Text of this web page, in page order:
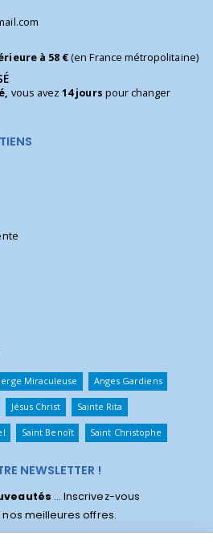
à 58 €(en France métropolitaine)
vous avez14 jours pour changer
Miraculeuse Anges Gardiens
Jésus Christ Sainte Rita
Saint Benoît Saint Christophe
NEWSLETTER !
... Inscrivez-vous
meilleures offres.